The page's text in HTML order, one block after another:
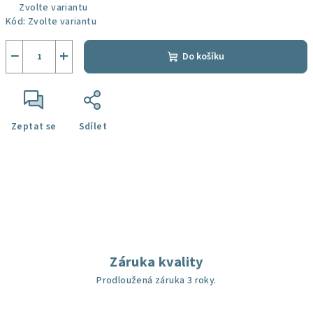
Zvolte variantu
Kód: Zvolte variantu
+
− Do košíku
Zeptat se Sdílet
Záruka kvality
Prodloužená záruka 3 roky.